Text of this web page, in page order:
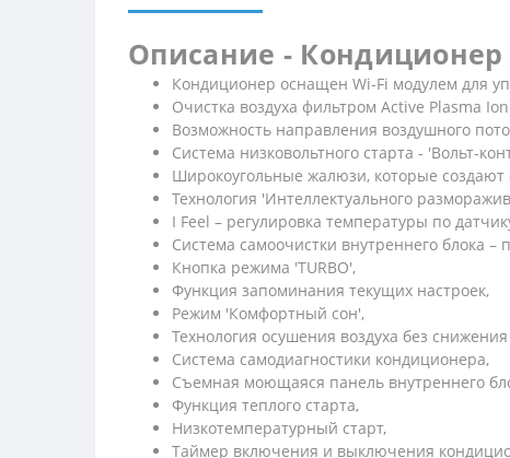
Описание - Кондиционер
Кондиционер оснащен Wi-Fi модулем для
Очистка воздуха фильтром Active Plasma
Возможность направления воздушного
Система низковольтного старта - 'Вольт-
Широкоугольные жалюзи, которые создают
Технология 'Интеллектуального
I Feel – регулировка температуры по
Система самоочистки внутреннего блока
Кнопка режима 'TURBO',
Функция запоминания текущих настроек,
Режим 'Комфортный сон',
Технология осушения воздуха без
Система самодиагностики кондиционера,
Съемная моющаяся панель внутреннего
Функция теплого старта,
Низкотемпературный старт,
Таймер включения и выключения